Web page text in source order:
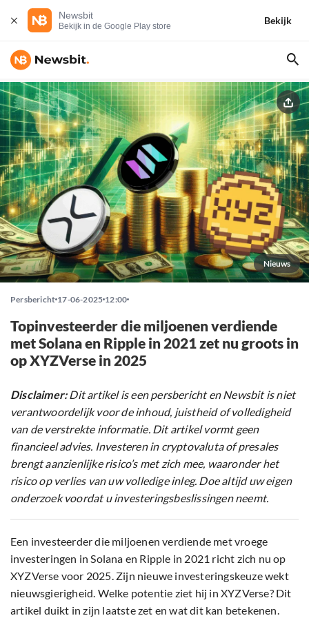
Newsbit
Bekijk in de Google Play store
Bekijk
Nieuws
Persbericht 17-06-2025 12:00
Topinvesteerder die miljoenen verdiende
met Solana en Ripple in 2021 zet nu groots in
op XYZVerse in 2025
Disclaimer:Dit artikel is een persbericht en Newsbit is niet
verantwoordelijk voor de inhoud, juistheid of volledigheid
van de verstrekte informatie. Dit artikel vormt geen
financieel advies. Investeren in cryptovaluta of presales
brengt aanzienlijke risico’s met zich mee, waaronder het
risico op verlies van uw volledige inleg. Doe altijd uw eigen
onderzoek voordat u investeringsbeslissingen neemt.
Een investeerder die miljoenen verdiende met vroege
investeringen in Solana en Ripple in 2021 richt zich nu op
XYZVerse voor 2025. Zijn nieuwe investeringskeuze wekt
nieuwsgierigheid. Welke potentie ziet hij in XYZVerse? Dit
artikel duikt in zijn laatste zet en wat dit kan betekenen.